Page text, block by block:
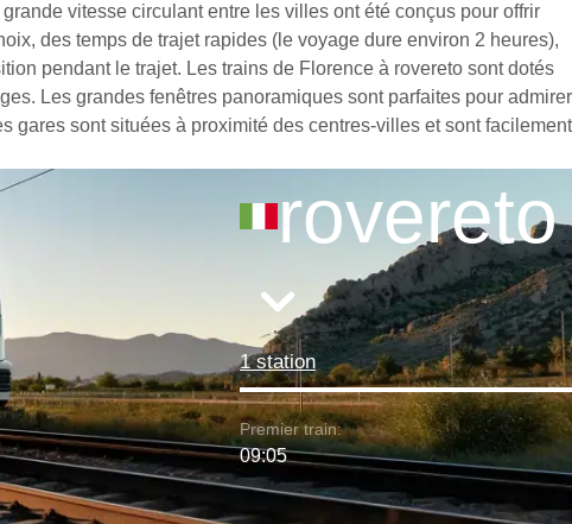
vitesse circulant entre les villes ont été conçus pour offrir
des temps de trajet rapides (le voyage dure environ 2 heures),
pendant le trajet. Les trains de Florence à rovereto sont dotés
Les grandes fenêtres panoramiques sont parfaites pour admirer
gares sont situées à proximité des centres-villes et sont facilement
rovereto
1 station
Premier train:
09:05